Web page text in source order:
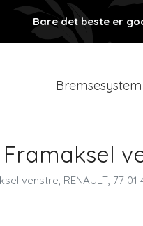
Bare det beste er
Bremsesystem
venstre, RENAULT, 77 01